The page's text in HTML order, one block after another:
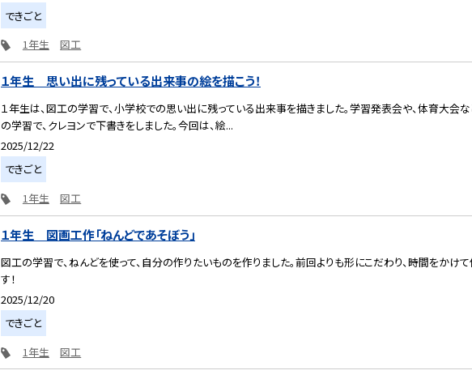
できごと
1年生
図工
１年生 思い出に残っている出来事の絵を描こう！
１年生は、図工の学習で、小学校での思い出に残っている出来事を描きました。学習発表会や、体育大会
の学習で、クレヨンで下書きをしました。今回は、絵...
2025/12/22
できごと
1年生
図工
１年生 図画工作「ねんどであそぼう」
図工の学習で、ねんどを使って、自分の作りたいものを作りました。前回よりも形にこだわり、時間をかけ
す！
2025/12/20
できごと
1年生
図工